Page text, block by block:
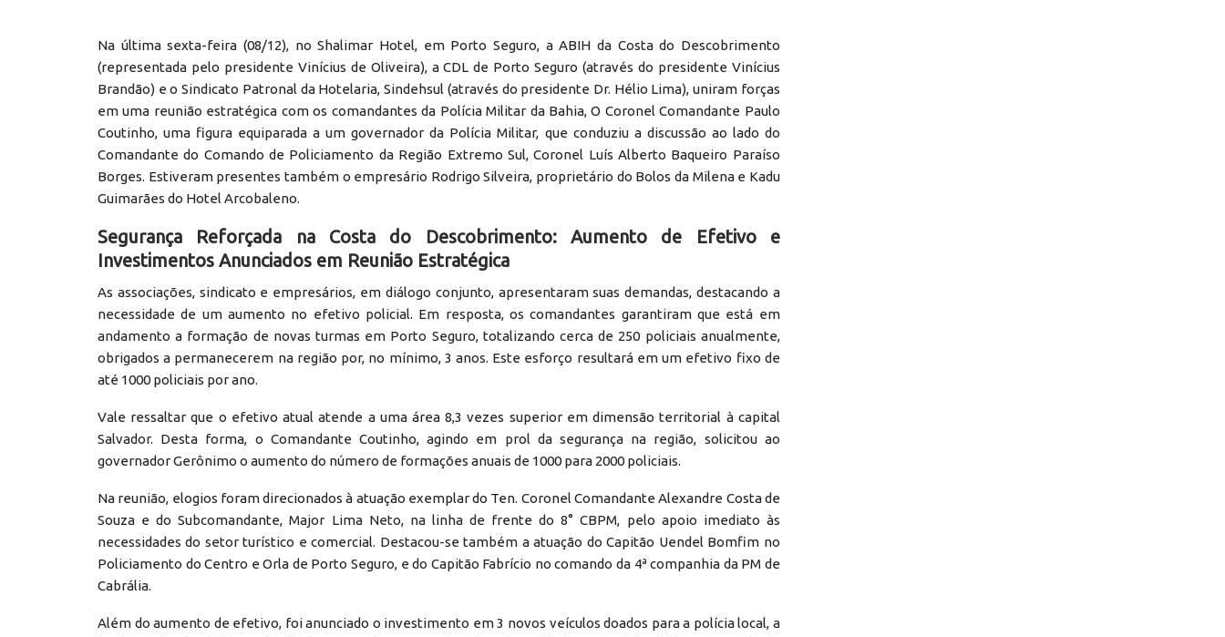
Na última sexta-feira (08/12), no Shalimar Hotel, em Porto Seguro, a ABIH da Costa do Descobrimento
(representada pelo presidente Vinícius de Oliveira), a CDL de Porto Seguro (através do presidente Vinícius
Brandão) e o Sindicato Patronal da Hotelaria, Sindehsul (através do presidente Dr. Hélio Lima), uniram forças
em uma reunião estratégica com os comandantes da Polícia Militar da Bahia, O Coronel Comandante Paulo
Coutinho, uma figura equiparada a um governador da Polícia Militar, que conduziu a discussão ao lado do
Comandante do Comando de Policiamento da Região Extremo Sul, Coronel Luís Alberto Baqueiro Paraíso
Borges. Estiveram presentes também o empresário Rodrigo Silveira, proprietário do Bolos da Milena e Kadu
Guimarães do Hotel Arcobaleno.
Segurança Reforçada na Costa do Descobrimento: Aumento de Efetivo e
Investimentos Anunciados em Reunião Estratégica
As associações, sindicato e empresários, em diálogo conjunto, apresentaram suas demandas, destacando a
necessidade de um aumento no efetivo policial. Em resposta, os comandantes garantiram que está em
andamento a formação de novas turmas em Porto Seguro, totalizando cerca de 250 policiais anualmente,
obrigados a permanecerem na região por, no mínimo, 3 anos. Este esforço resultará em um efetivo fixo de
até 1000 policiais por ano.
Vale ressaltar que o efetivo atual atende a uma área 8,3 vezes superior em dimensão territorial à capital
Salvador. Desta forma, o Comandante Coutinho, agindo em prol da segurança na região, solicitou ao
governador Gerônimo o aumento do número de formações anuais de 1000 para 2000 policiais.
Na reunião, elogios foram direcionados à atuação exemplar do Ten. Coronel Comandante Alexandre Costa de
Souza e do Subcomandante, Major Lima Neto, na linha de frente do 8° CBPM, pelo apoio imediato às
necessidades do setor turístico e comercial. Destacou-se também a atuação do Capitão Uendel Bomfim no
Policiamento do Centro e Orla de Porto Seguro, e do Capitão Fabrício no comando da 4ª companhia da PM de
Cabrália.
Além do aumento de efetivo, foi anunciado o investimento em 3 novos veículos doados para a polícia local, a